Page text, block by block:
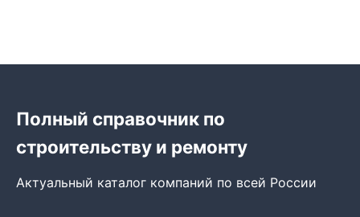
Полный справочник по
строительству и ремонту
Актуальный каталог компаний по всей России